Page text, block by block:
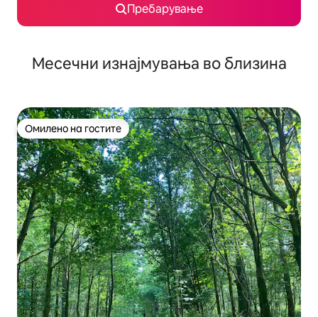
Пребарување
Месечни изнајмувања во близина
Омилено на гостите
Омилено на гостите